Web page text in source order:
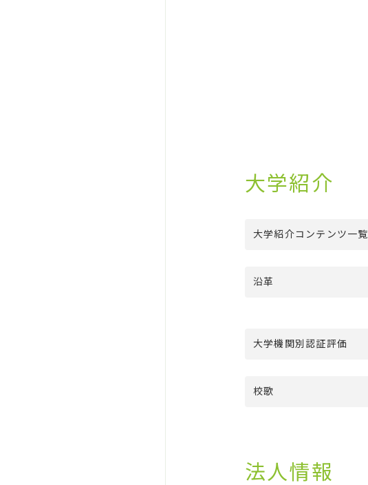
大学紹介
大学紹介コンテンツ一覧
沿革
大学機関別認証評価
校歌
法人情報